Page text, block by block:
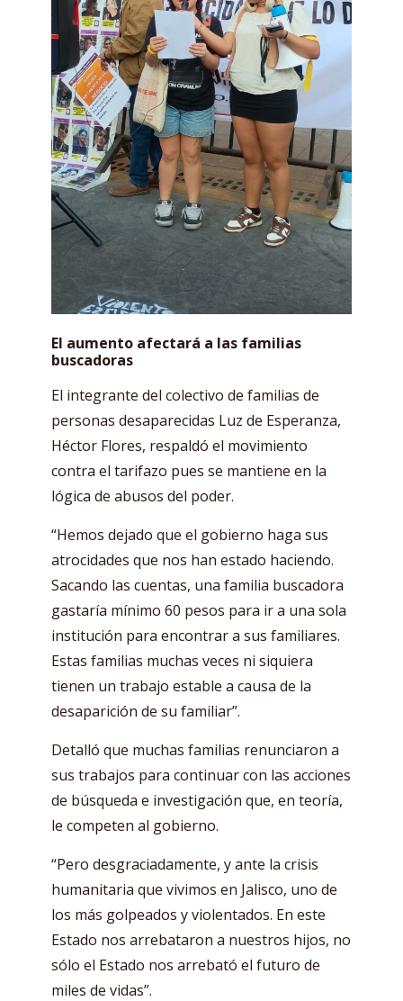
El aumento afectará a las familias
buscadoras
El integrante del colectivo de familias de
personas desaparecidas Luz de Esperanza,
Héctor Flores, respaldó el movimiento
contra el tarifazo pues se mantiene en la
lógica de abusos del poder.
“Hemos dejado que el gobierno haga sus
atrocidades que nos han estado haciendo.
Sacando las cuentas, una familia buscadora
gastaría mínimo 60 pesos para ir a una sola
institución para encontrar a sus familiares.
Estas familias muchas veces ni siquiera
tienen un trabajo estable a causa de la
desaparición de su familiar”.
Detalló que muchas familias renunciaron a
sus trabajos para continuar con las acciones
de búsqueda e investigación que, en teoría,
le competen al gobierno.
“Pero desgraciadamente, y ante la crisis
humanitaria que vivimos en Jalisco, uno de
los más golpeados y violentados. En este
Estado nos arrebataron a nuestros hijos, no
sólo el Estado nos arrebató el futuro de
miles de vidas”.